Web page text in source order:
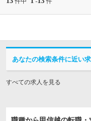
あなたの検索条件に近い
すべての求人を見る